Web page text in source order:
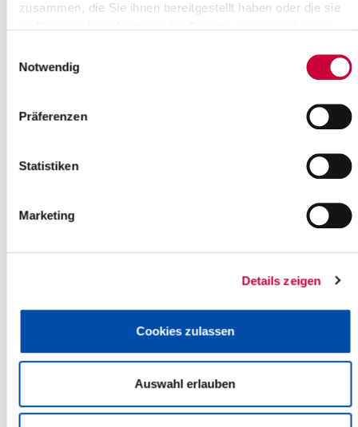
zusammen, die Sie ihnen bereitgestellt haben oder die sie
Notwendig
Präferenzen
Statistiken
Marketing
Details zeigen
Cookies zulassen
Auswahl erlauben
Dezember geschlossen
geschlossen“, informiert Landrat
Nach den tariflichen...
Gut besucht war der erste Steinburger
Psychiatrie-Fachtag am 26. November
Gemeindenahe Psychiatrie hatte...